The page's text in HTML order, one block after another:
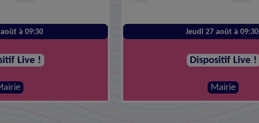
à 09:30
Live !
Jeudi 27 août à 09:30
Dispositif Live !
Mairie